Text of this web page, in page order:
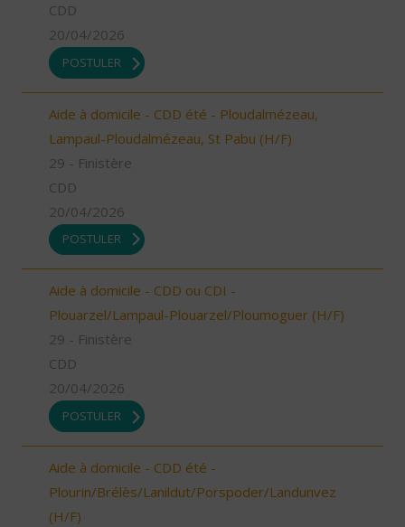
CDD
20/04/2026
POSTULER
Aide à domicile - CDD été - Ploudalmézeau,
Lampaul-Ploudalmézeau, St Pabu (H/F)
29 - Finistère
CDD
20/04/2026
POSTULER
Aide à domicile - CDD ou CDI -
Plouarzel/Lampaul-Plouarzel/Ploumoguer (H/F)
29 - Finistère
CDD
20/04/2026
POSTULER
Aide à domicile - CDD été -
Plourin/Brélès/Lanildut/Porspoder/Landunvez
(H/F)